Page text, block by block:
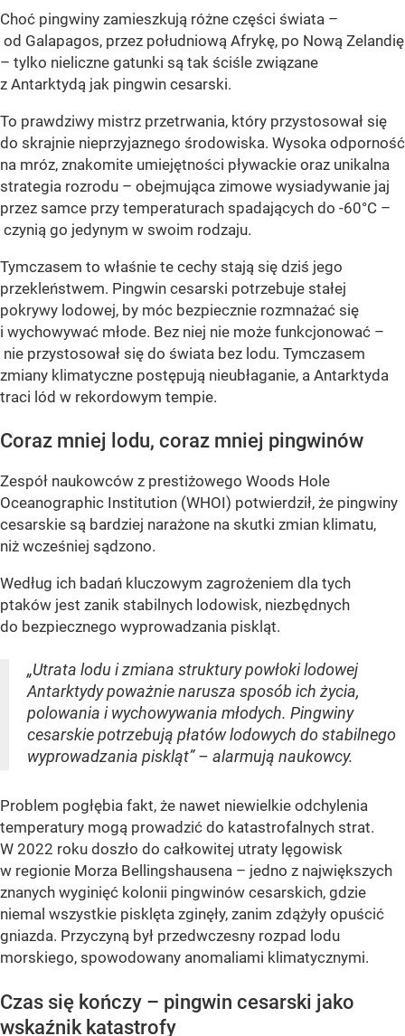
Choć pingwiny zamieszkują różne części świata –
od Galapagos, przez południową Afrykę, po Nową Zelandię
– tylko nieliczne gatunki są tak ściśle związane
z Antarktydą jak pingwin cesarski.
To prawdziwy mistrz przetrwania, który przystosował się
do skrajnie nieprzyjaznego środowiska. Wysoka odporność
na mróz, znakomite umiejętności pływackie oraz unikalna
strategia rozrodu – obejmująca zimowe wysiadywanie jaj
przez samce przy temperaturach spadających do -60°C –
czynią go jedynym w swoim rodzaju.
Tymczasem to właśnie te cechy stają się dziś jego
przekleństwem. Pingwin cesarski potrzebuje stałej
pokrywy lodowej, by móc bezpiecznie rozmnażać się
i wychowywać młode. Bez niej nie może funkcjonować –
nie przystosował się do świata bez lodu. Tymczasem
zmiany klimatyczne postępują nieubłaganie, a Antarktyda
traci lód w rekordowym tempie.
Coraz mniej lodu, coraz mniej pingwinów
Zespół naukowców z prestiżowego Woods Hole
Oceanographic Institution (WHOI) potwierdził, że pingwiny
cesarskie są bardziej narażone na skutki zmian klimatu,
niż wcześniej sądzono.
Według ich badań kluczowym zagrożeniem dla tych
ptaków jest zanik stabilnych lodowisk, niezbędnych
do bezpiecznego wyprowadzania piskląt.
„Utrata lodu i zmiana struktury powłoki lodowej
Antarktydy poważnie narusza sposób ich życia,
polowania i wychowywania młodych. Pingwiny
cesarskie potrzebują płatów lodowych do stabilnego
wyprowadzania piskląt” – alarmują naukowcy.
Problem pogłębia fakt, że nawet niewielkie odchylenia
temperatury mogą prowadzić do katastrofalnych strat.
W 2022 roku doszło do całkowitej utraty lęgowisk
w regionie Morza Bellingshausena – jedno z największych
znanych wyginięć kolonii pingwinów cesarskich, gdzie
niemal wszystkie pisklęta zginęły, zanim zdążyły opuścić
gniazda. Przyczyną był przedwczesny rozpad lodu
morskiego, spowodowany anomaliami klimatycznymi.
Czas się kończy – pingwin cesarski jako
wskaźnik katastrofy